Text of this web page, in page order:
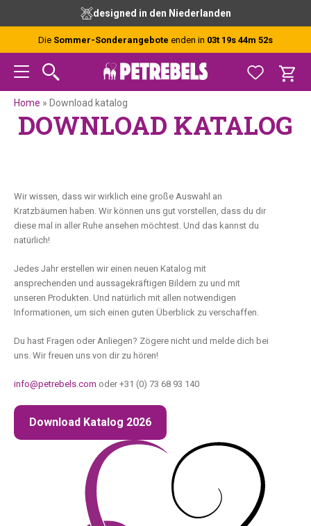
content
designed in den Niederlanden
Die Sommer-Sonderangebote enden in 03t 19s 44m 51s
Home » Download katalog
DOWNLOAD KATALOG
Wir wissen, dass wir wirklich eine große Auswahl an
Kratzbäumen haben. Wir können uns gut vorstellen, dass du dir
diese mal in aller Ruhe ansehen möchtest. Und das kannst du
natürlich!
Jedes Jahr erstellen wir einen neuen Katalog mit
ansprechenden und aussagekräftigen Bildern zu und mit
unseren Produkten. Und natürlich mit allen notwendigen
Informationen, um sich einen guten Überblick zu verschaffen.
Du hast Fragen oder Anliegen? Zögere nicht und melde dich bei
uns. Wir freuen uns von dir zu hören!
info@petrebels.com oder +31 (0) 73 68 93 140
Download Katalog 2026